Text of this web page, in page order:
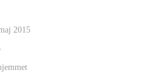
2015